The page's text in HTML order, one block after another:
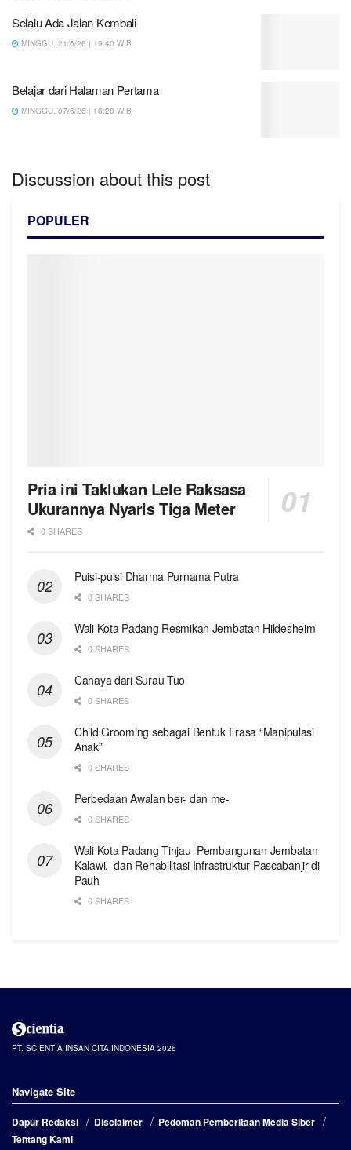
Selalu Ada Jalan Kembali
MINGGU, 21/6/26 | 19:40 WIB
Belajar dari Halaman Pertama
MINGGU, 07/6/26 | 18:28 WIB
Discussion about this post
POPULER
Pria ini Taklukan Lele Raksasa
Ukurannya Nyaris Tiga Meter
0 SHARES
Puisi-puisi Dharma Purnama Putra
0 SHARES
Wali Kota Padang Resmikan Jembatan Hildesheim
0 SHARES
Cahaya dari Surau Tuo
0 SHARES
Child Grooming sebagai Bentuk Frasa “Manipulasi
Anak”
0 SHARES
Perbedaan Awalan ber- dan me-
0 SHARES
Wali Kota Padang Tinjau Pembangunan Jembatan
Kalawi, dan Rehabilitasi Infrastruktur Pascabanjir di
Pauh
0 SHARES
PT. SCIENTIA INSAN CITA INDONESIA 2026
Navigate Site
Dapur Redaksi Disclaimer
Pedoman Pemberitaan Media Siber
Tentang Kami